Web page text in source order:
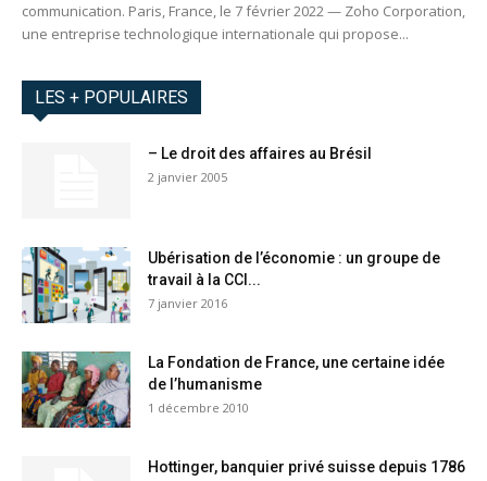
communication. Paris, France, le 7 février 2022 — Zoho Corporation,
une entreprise technologique internationale qui propose...
LES + POPULAIRES
– Le droit des affaires au Brésil
2 janvier 2005
Ubérisation de l’économie : un groupe de
travail à la CCI...
7 janvier 2016
La Fondation de France, une certaine idée
de l’humanisme
1 décembre 2010
Hottinger, banquier privé suisse depuis 1786